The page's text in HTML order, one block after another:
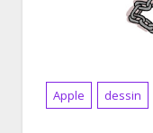
Apple dessin